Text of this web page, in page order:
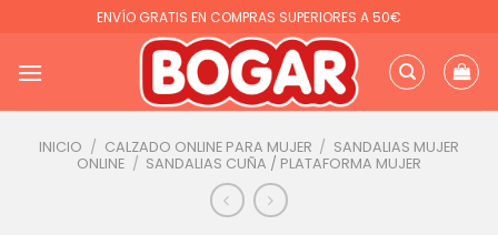
contenido
ENVÍO GRATIS EN COMPRAS SUPERIORES A 50€
INICIO / CALZADO ONLINE PARA MUJER / SANDALIAS MUJER
ONLINE / SANDALIAS CUÑA / PLATAFORMA MUJER